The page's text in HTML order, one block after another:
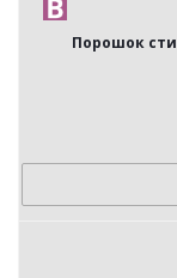
Порошок